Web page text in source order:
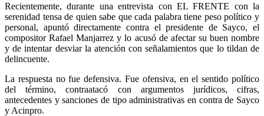
Recientemente, durante una entrevista con EL FRENTE con la
serenidad tensa de quien sabe que cada palabra tiene peso político y
personal, apuntó directamente contra el presidente de Sayco, el
compositor Rafael Manjarrez y lo acusó de afectar su buen nombre
y de intentar desviar la atención con señalamientos que lo tildan de
delincuente.
La respuesta no fue defensiva. Fue ofensiva, en el sentido político
del término, contraatacó con argumentos jurídicos, cifras,
antecedentes y sanciones de tipo administrativas en contra de Sayco
y Acinpro.